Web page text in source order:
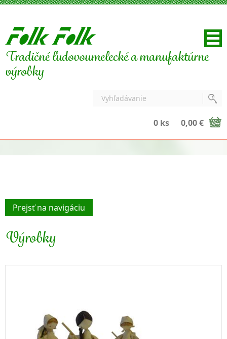
Tradičné ľudovoumelecké a manufaktúrne
výrobky
0 ks 0,00 €
Prejsť na navigáciu
Výrobky